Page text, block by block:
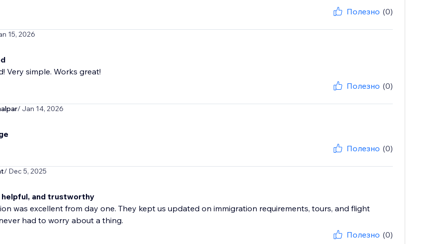
Полезно (0)
15, 2026
Very simple. Works great!
Полезно (0)
/ Jan 14, 2026
Полезно (0)
/ Dec 5, 2025
helpful, and trustworthy
was excellent from day one. They kept us updated on immigration requirements, tours, and flight
had to worry about a thing.
Полезно (0)